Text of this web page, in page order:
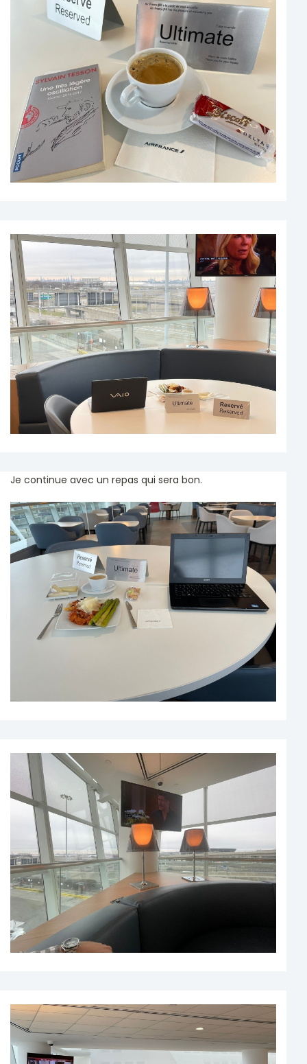
Je continue avec un repas qui sera bon.